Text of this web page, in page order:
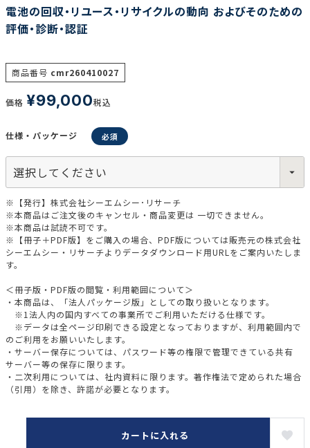
リセット
電池の回収・リユース・リサイクルの動向 およびそのための
評価・診断・認証
商品番号 cmr260410027
価格 ¥99,000税込
仕様・パッケージ
※【発行】株式会社シーエムシー･リサーチ
※本商品はご注文後のキャンセル・商品変更は 一切できません。
※本商品は試読不可です。
※【冊子＋PDF版】をご購入の場合、PDF版については販売元の株式会社
シーエムシー・リサーチよりデータダウンロード用URLをご案内いたしま
す。
＜冊子版・PDF版の閲覧・利用範囲について＞
・本商品は、「法人パッケージ版」としての取り扱いとなります。
※1法人内の国内すべての事業所でご利用いただける仕様です。
※データは全ページ印刷できる設定となっておりますが、利用範囲内で
のご利用をお願いいたします。
・サーバー保存については、パスワード等の権限で管理できている共有
サーバー等の保存に限ります。
・二次利用については、社内資料に限ります。著作権法で定められた場合
（引用）を除き、許諾が必要となります。
カートに入れる